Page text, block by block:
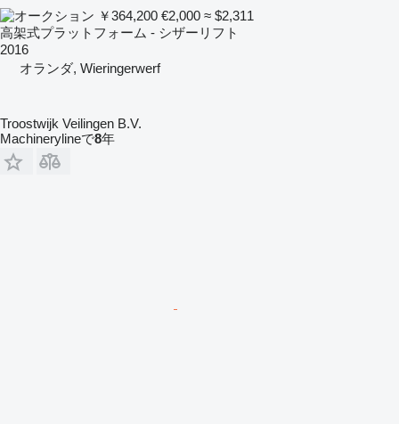
￥364,200 €2,000 ≈ $2,311
高架式プラットフォーム - シザーリフト
2016
オランダ, Wieringerwerf
Troostwijk Veilingen B.V.
Machinerylineで8年